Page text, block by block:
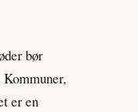
bør
er en